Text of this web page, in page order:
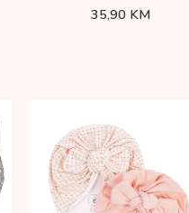
35,90 KM